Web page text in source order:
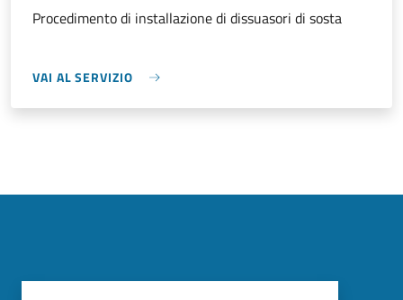
Procedimento di installazione di dissuasori di sosta
VAI AL SERVIZIO